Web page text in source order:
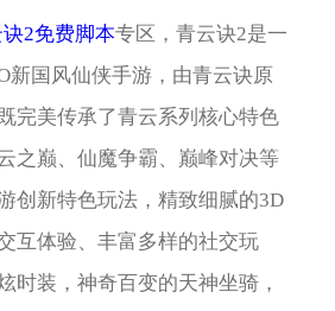
2免费脚本专区，青云诀2是一
新国风仙侠手游，由青云诀原
完美传承了青云系列核心特色
之巅、仙魔争霸、巅峰对决等
创新特色玩法，精致细腻的3D
互体验、丰富多样的社交玩
时装，神奇百变的天神坐骑，